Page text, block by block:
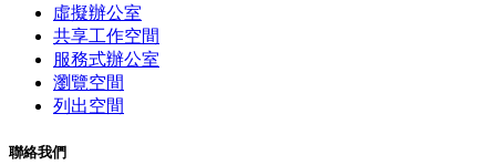
虛擬辦公室
共享工作空間
服務式辦公室
瀏覽空間
列出空間
聯絡我們